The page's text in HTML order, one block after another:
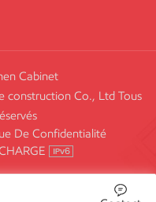
Cabinet
construction Co., Ltd Tous
De Confidentialité